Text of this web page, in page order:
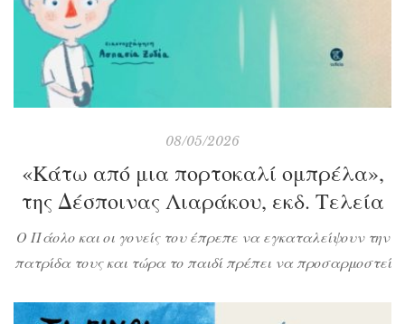
08/05/2026
«Κάτω από μια πορτοκαλί ομπρέλα»,
της Δέσποινας Λιαράκου, εκδ. Τελεία
Ο Πάολο και οι γονείς του έπρεπε να εγκαταλείψουν την
πατρίδα τους και τώρα το παιδί πρέπει να προσαρμοστεί
ζητά από τους μαθητές του να του φέρουν ένα πολύτιμο